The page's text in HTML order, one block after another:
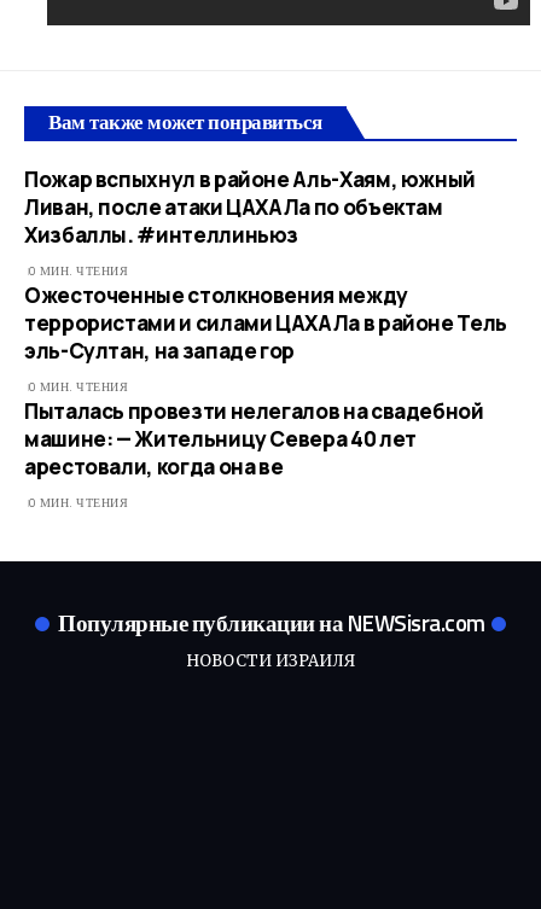
Вам также может понравиться
Пожар вспыхнул в районе Аль-Хаям, южный
Ливан, после атаки ЦАХАЛа по объектам
Хизбаллы. #интеллиньюз
0 МИН. ЧТЕНИЯ
Ожесточенные столкновения между
террористами и силами ЦАХАЛа в районе Тель
эль-Султан, на западе гор
0 МИН. ЧТЕНИЯ
Пыталась провезти нелегалов на свадебной
машине: — Жительницу Севера 40 лет
арестовали, когда она ве
0 МИН. ЧТЕНИЯ
Популярные публикации на NEWSisra.com
НОВОСТИ ИЗРАИЛЯ